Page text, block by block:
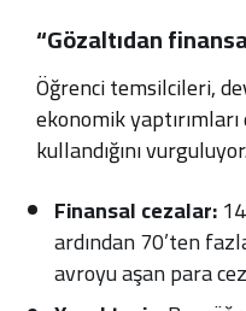
“Gözaltıdan
Öğrenci temsilcileri,
ekonomik
kullandığını
Finansal cezalar:
ardından 70’ten
avroyu aşan para